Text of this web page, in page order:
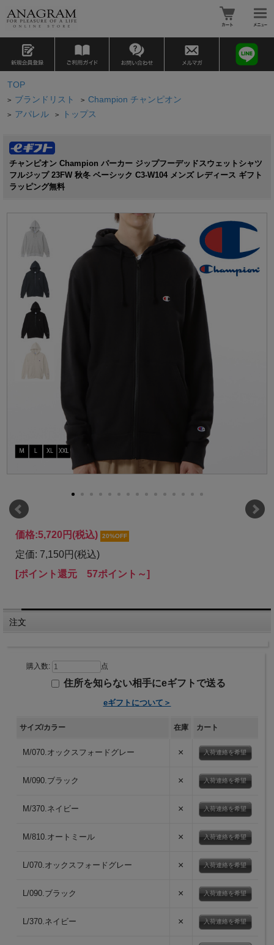
TOP
> ブランドリスト > Champion チャンピオン
> アパレル > トップス
チャンピオン Champion パーカー ジップフーデッドスウェットシャツ
フルジップ 23FW 秋冬 ベーシック C3-W104 メンズ レディース ギフト
ラッピング無料
価格:5,720円 (税込) 20%OFF
定価: 7,150円(税込)
[ポイント還元 57ポイント～]
注文
購入数: 点
住所を知らない相手にeギフトで送る
eギフトについて＞
サイズ/カラー 在庫 カート
M/070.オックスフォードグレー × 入荷連絡を希望
M/090.ブラック × 入荷連絡を希望
M/370.ネイビー × 入荷連絡を希望
M/810.オートミール × 入荷連絡を希望
L/070.オックスフォードグレー × 入荷連絡を希望
L/090.ブラック × 入荷連絡を希望
L/370.ネイビー × 入荷連絡を希望